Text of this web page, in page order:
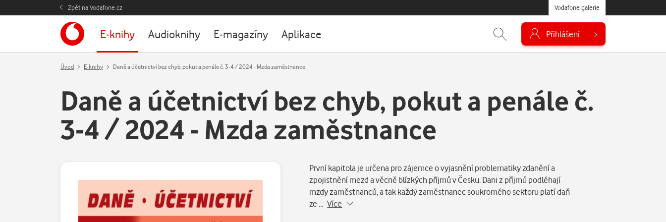
Zpět na Vodafone.cz Vodafone galerie
E-knihy Audioknihy E-magazíny Aplikace Přihlášení
Úvod E-knihy Daně a účetnictví bez chyb, pokut a penále č. 3-4 / 2024 - Mzda zaměstnance
Daně a účetnictví bez chyb, pokut a penále č.
3-4 / 2024 - Mzda zaměstnance
První kapitola je určena pro zájemce o vyjasnění problematiky zdanění a
zpojistnění mezd a věcně blízkých příjmů v Česku. Dani z příjmů podléhají
mzdy zaměstnanců, a tak každý zaměstnanec soukromého sektoru platí daň
ze …Více